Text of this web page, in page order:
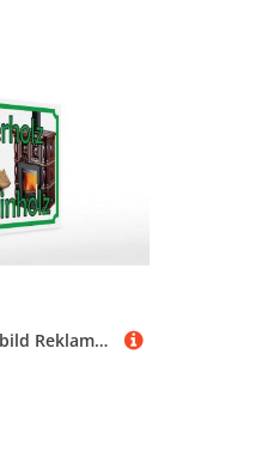
Femer GmbH Holzbild Reklame 30x40 cm Feuerholz Kaminholz, (1 St), Glatte Holzfaserplatte (MDF), vorn beschichtet